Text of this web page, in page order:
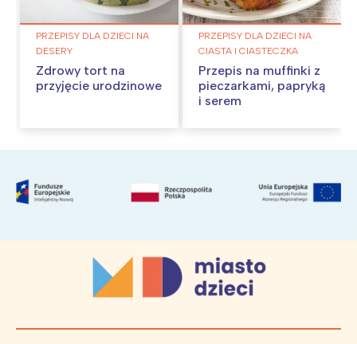
PRZEPISY DLA DZIECI NA
DESERY
Zdrowy tort na
przyjęcie urodzinowe
PRZEPISY DLA DZIECI NA
CIASTA I CIASTECZKA
Przepis na muffinki z
pieczarkami, papryką
i serem